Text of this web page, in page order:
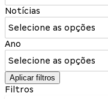
Notícias
Selecione as opções
Ano
Selecione as opções
Aplicar filtros
Filtros